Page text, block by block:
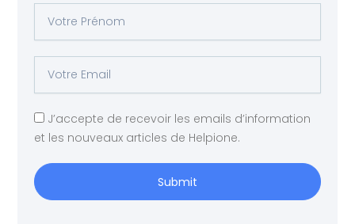
Prénom
Email
J’accepte de recevoir les emails d’information
et les nouveaux articles de Helpione.
Submit